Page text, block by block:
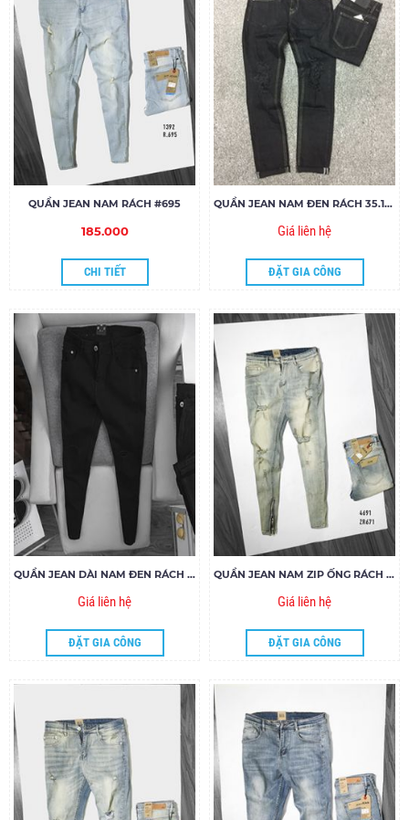
QUẦN JEAN NAM RÁCH #695
185.000
CHI TIẾT
QUẦN JEAN NAM ĐEN RÁCH 35.150
Giá liên hệ
ĐẶT GIA CÔNG
QUẦN JEAN DÀI NAM ĐEN RÁCH GỐI ZIPPER
Giá liên hệ
ĐẶT GIA CÔNG
QUẦN JEAN NAM ZIP ỐNG RÁCH ZR671
Giá liên hệ
ĐẶT GIA CÔNG